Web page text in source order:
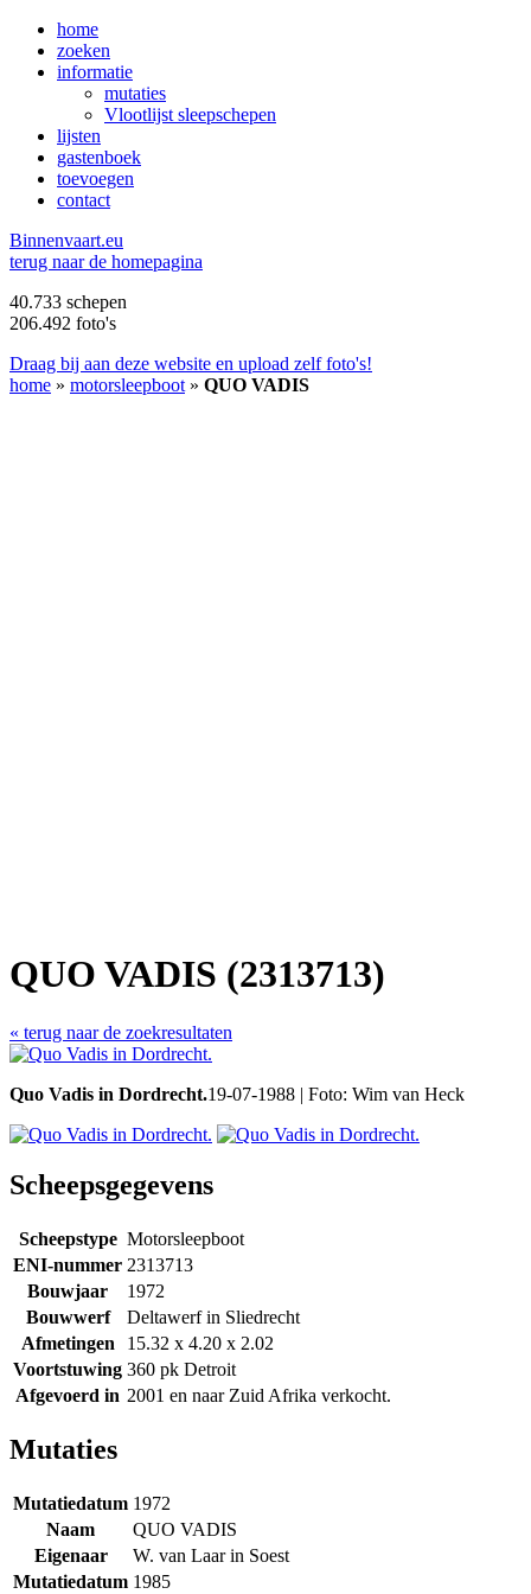
home
zoeken
informatie
mutaties
Vlootlijst sleepschepen
lijsten
gastenboek
toevoegen
contact
Binnenvaart.eu
terug naar de homepagina
40.733 schepen
206.492 foto's
Draag bij aan deze website en upload zelf foto's!
home » motorsleepboot » QUO VADIS
QUO VADIS (2313713)
« terug naar de zoekresultaten
Quo Vadis in Dordrecht.19-07-1988 | Foto: Wim van Heck
Scheepsgegevens
Scheepstype Motorsleepboot
ENI-nummer 2313713
Bouwjaar
1972
Bouwwerf
Deltawerf in Sliedrecht
Afmetingen
15.32 x 4.20 x 2.02
Voortstuwing 360 pk Detroit
Afgevoerd in 2001 en naar Zuid Afrika verkocht.
Mutaties
Mutatiedatum 1972
Naam
QUO VADIS
Eigenaar
W. van Laar in Soest
Mutatiedatum 1985